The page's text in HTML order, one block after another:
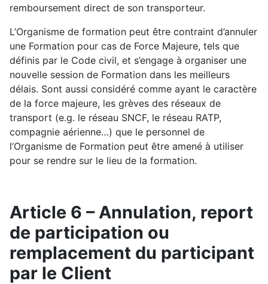
remboursement direct de son transporteur.
L’Organisme de formation peut être contraint d’annuler
une Formation pour cas de Force Majeure, tels que
définis par le Code civil, et s’engage à organiser une
nouvelle session de Formation dans les meilleurs
délais. Sont aussi considéré comme ayant le caractère
de la force majeure, les grèves des réseaux de
transport (e.g. le réseau SNCF, le réseau RATP,
compagnie aérienne…) que le personnel de
l’Organisme de Formation peut être amené à utiliser
pour se rendre sur le lieu de la formation.
Article 6 – Annulation, report
de participation ou
remplacement du participant
par le Client